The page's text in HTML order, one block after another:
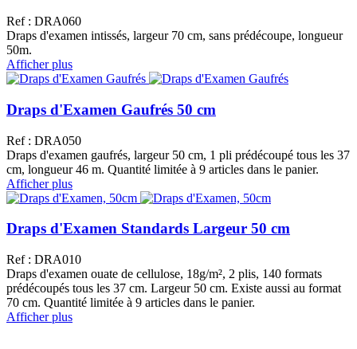
Ref : DRA060
Draps d'examen intissés, largeur 70 cm, sans prédécoupe, longueur
50m.
Afficher plus
Draps d'Examen Gaufrés 50 cm
Ref : DRA050
Draps d'examen gaufrés, largeur 50 cm, 1 pli prédécoupé tous les 37
cm, longueur 46 m. Quantité limitée à 9 articles dans le panier.
Afficher plus
Draps d'Examen Standards Largeur 50 cm
Ref : DRA010
Draps d'examen ouate de cellulose, 18g/m², 2 plis, 140 formats
prédécoupés tous les 37 cm. Largeur 50 cm. Existe aussi au format
70 cm. Quantité limitée à 9 articles dans le panier.
Afficher plus